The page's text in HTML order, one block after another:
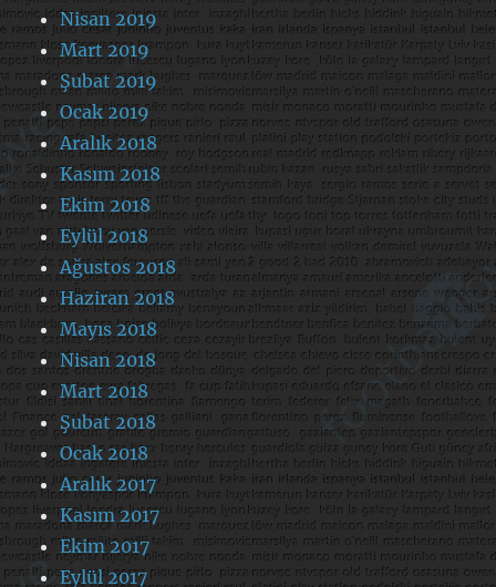
Nisan 2019
Mart 2019
Şubat 2019
Ocak 2019
Aralık 2018
Kasım 2018
Ekim 2018
Eylül 2018
Ağustos 2018
Haziran 2018
Mayıs 2018
Nisan 2018
Mart 2018
Şubat 2018
Ocak 2018
Aralık 2017
Kasım 2017
Ekim 2017
Eylül 2017